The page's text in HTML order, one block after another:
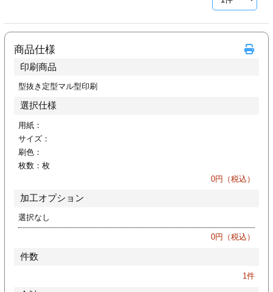
印刷
リーブ印刷
加工
ァイル印刷
リーブ
商品仕様
印刷商品
型抜き定型マル型印刷
選択仕様
用紙：
サイズ：
刷色：
枚数： 枚
0円（税込）
加工オプション
選択なし
0円（税込）
件数
1件